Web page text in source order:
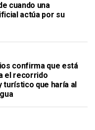
cuando una
actúa por su
confirma que está
el recorrido
turístico que haría al